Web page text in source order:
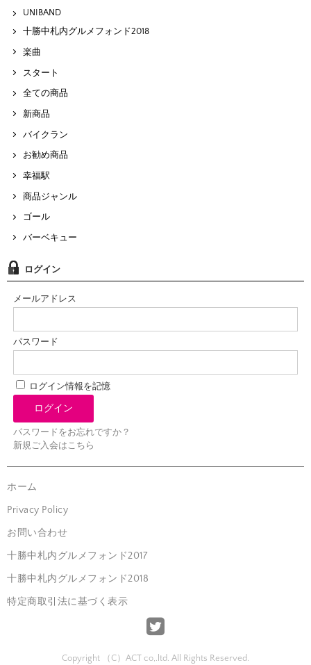
UNIBAND
十勝中札内グルメフォンド2018
楽曲
スタート
全ての商品
新商品
バイクラン
お勧め商品
幸福駅
商品ジャンル
ゴール
バーベキュー
ログイン
メールアドレス
パスワード
ログイン情報を記憶
パスワードをお忘れですか？
新規ご入会はこちら
ホーム
Privacy Policy
お問い合わせ
十勝中札内グルメフォンド2017
十勝中札内グルメフォンド2018
特定商取引法に基づく表示
Copyright （C）ACT co,.ltd. All Rights Reserved.